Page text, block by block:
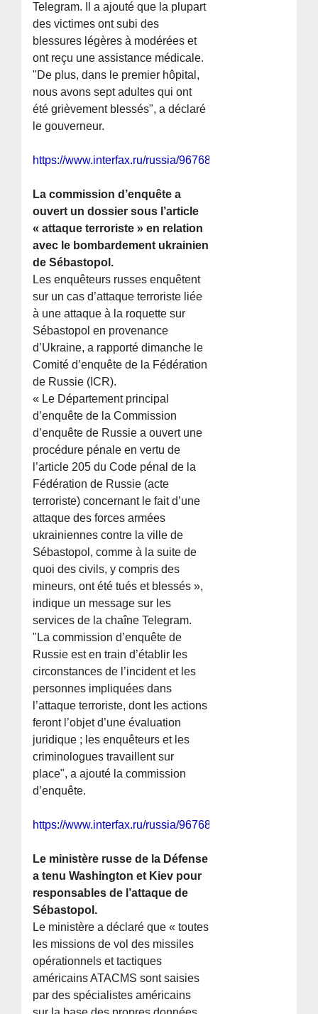
Telegram. Il a ajouté que la plupart
des victimes ont subi des
blessures légères à modérées et
ont reçu une assistance médicale.
"De plus, dans le premier hôpital,
nous avons sept adultes qui ont
été grièvement blessés", a déclaré
le gouverneur.
https://www.interfax.ru/russia/967685
La commission d’enquête a
ouvert un dossier sous l’article
« attaque terroriste » en relation
avec le bombardement ukrainien
de Sébastopol.
Les enquêteurs russes enquêtent
sur un cas d’attaque terroriste liée
à une attaque à la roquette sur
Sébastopol en provenance
d’Ukraine, a rapporté dimanche le
Comité d’enquête de la Fédération
de Russie (ICR).
« Le Département principal
d’enquête de la Commission
d’enquête de Russie a ouvert une
procédure pénale en vertu de
l’article 205 du Code pénal de la
Fédération de Russie (acte
terroriste) concernant le fait d’une
attaque des forces armées
ukrainiennes contre la ville de
Sébastopol, comme à la suite de
quoi des civils, y compris des
mineurs, ont été tués et blessés »,
indique un message sur les
services de la chaîne Telegram.
"La commission d’enquête de
Russie est en train d’établir les
circonstances de l’incident et les
personnes impliquées dans
l’attaque terroriste, dont les actions
feront l’objet d’une évaluation
juridique ; les enquêteurs et les
criminologues travaillent sur
place", a ajouté la commission
d’enquête.
https://www.interfax.ru/russia/967689
Le ministère russe de la Défense
a tenu Washington et Kiev pour
responsables de l’attaque de
Sébastopol.
Le ministère a déclaré que « toutes
les missions de vol des missiles
opérationnels et tactiques
américains ATACMS sont saisies
par des spécialistes américains